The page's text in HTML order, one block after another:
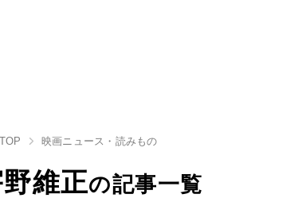
映画ニュース・読みもの
維正の記事一覧